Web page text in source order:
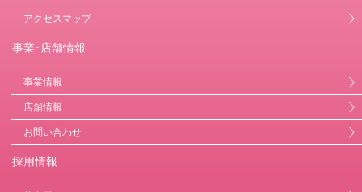
アクセスマップ
事業･店舗情報
事業情報
店舗情報
お問い合わせ
採用情報